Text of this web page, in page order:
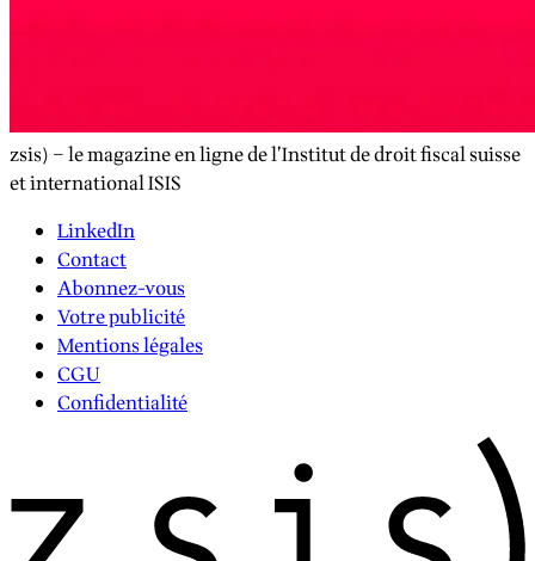
zsis) – le magazine en ligne de l’Institut de droit fiscal suisse
et international ISIS
LinkedIn
Contact
Abonnez-vous
Votre publicité
Mentions légales
CGU
Confidentialité